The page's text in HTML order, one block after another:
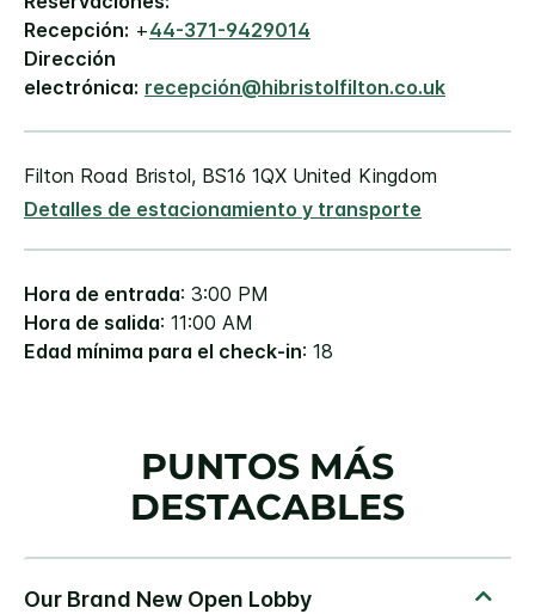
Recepción: +44-371-9429014
Dirección
electrónica: recepción@hibristolfilton.co.uk
Filton Road Bristol, BS16 1QX United Kingdom
Detalles de estacionamiento y transporte
Hora de entrada: 3:00 PM
Hora de salida: 11:00 AM
Edad mínima para el check-in: 18
PUNTOS MÁS
DESTACABLES